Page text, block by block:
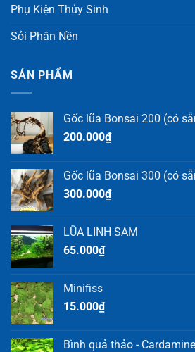
Phụ Kiện Thủy Sinh
Sỏi Phân Nền
SẢN PHẨM
Gốc lũa Bonsai 200 (có
200.000₫
Gốc lũa Bonsai 300 (có
300.000₫
LŨA LINH SAM
65.000₫
Minifiss
15.000₫
Bình quả thảo -